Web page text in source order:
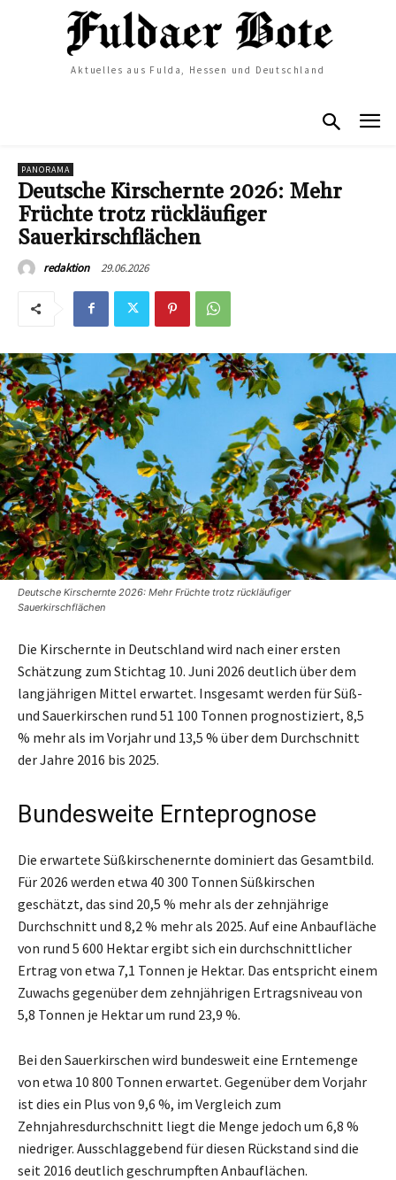
Aktuelles aus Fulda, Hessen und Deutschland
PANORAMA
Deutsche Kirschernte 2026: Mehr
Früchte trotz rückläufiger
Sauerkirschflächen
redaktion 29.06.2026
Deutsche Kirschernte 2026: Mehr Früchte trotz rückläufiger
Sauerkirschflächen
Die Kirschernte in Deutschland wird nach einer ersten
Schätzung zum Stichtag 10. Juni 2026 deutlich über dem
langjährigen Mittel erwartet. Insgesamt werden für Süß-
und Sauerkirschen rund 51 100 Tonnen prognostiziert, 8,5
% mehr als im Vorjahr und 13,5 % über dem Durchschnitt
der Jahre 2016 bis 2025.
Bundesweite Ernteprognose
Die erwartete Süßkirschenernte dominiert das Gesamtbild.
Für 2026 werden etwa 40 300 Tonnen Süßkirschen
geschätzt, das sind 20,5 % mehr als der zehnjährige
Durchschnitt und 8,2 % mehr als 2025. Auf eine Anbaufläche
von rund 5 600 Hektar ergibt sich ein durchschnittlicher
Ertrag von etwa 7,1 Tonnen je Hektar. Das entspricht einem
Zuwachs gegenüber dem zehnjährigen Ertragsniveau von
5,8 Tonnen je Hektar um rund 23,9 %.
Bei den Sauerkirschen wird bundesweit eine Erntemenge
von etwa 10 800 Tonnen erwartet. Gegenüber dem Vorjahr
ist dies ein Plus von 9,6 %, im Vergleich zum
Zehnjahresdurchschnitt liegt die Menge jedoch um 6,8 %
niedriger. Ausschlaggebend für diesen Rückstand sind die
seit 2016 deutlich geschrumpften Anbauflächen.